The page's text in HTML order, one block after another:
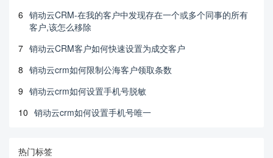
6 销动云CRM-在我的客户中发现存在一个或多个同事的所有
客户,该怎么移除
7 销动云CRM客户如何快速设置为成交客户
8 销动云crm如何限制公海客户领取条数
9 销动云crm如何设置手机号脱敏
10 销动云crm如何设置手机号唯一
热门标签